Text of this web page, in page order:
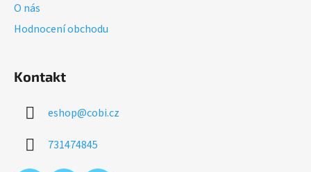
O nás
Hodnocení obchodu
Kontakt
eshop@cobi.cz
731474845